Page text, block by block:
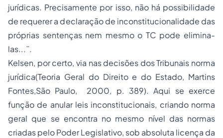
jurídicas. Precisamente por isso, não há possibilidade
de requerer a declaração de inconstitucionalidade das
próprias sentenças nem mesmo o TC pode elimina-
las...¨.
Kelsen, por certo, via nas decisões dos Tribunais norma
jurídica(Teoria Geral do Direito e do Estado, Martins
Fontes,São Paulo, 2000, p. 389). Aqui se exerce
função de anular leis inconstitucionais, criando norma
geral que se encontra no mesmo nível das normas
criadas pelo Poder Legislativo, sob absoluta licença da